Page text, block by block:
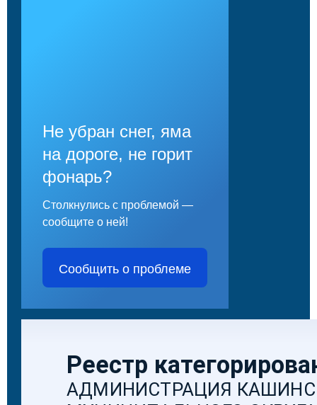
Не убран снег, яма
на дороге, не горит
фонарь?
Столкнулись с проблемой —
сообщите о ней!
Сообщить о проблеме